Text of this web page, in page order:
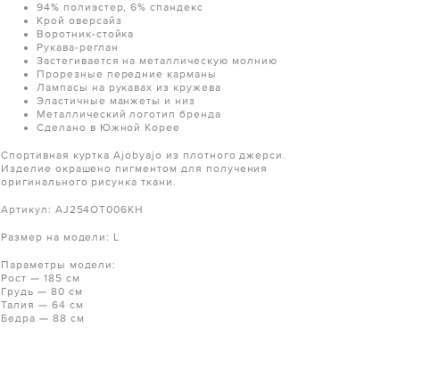
94% полиэстер, 6% спандекс
Крой оверсайз
Воротник-стойка
Рукава-реглан
Застегивается на металлическую молнию
Прорезные передние карманы
Лампасы на рукавах из кружева
Эластичные манжеты и низ
Металлический логотип бренда
Сделано в Южной Корее
Спортивная куртка Ajobyajo из плотного джерси.
Изделие окрашено пигментом для получения
оригинального рисунка ткани.
Артикул: AJ254OT006KH
Размер на модели: L
Параметры модели:
Рост — 185 см
Грудь — 80 см
Талия — 64 см
Бедра — 88 см